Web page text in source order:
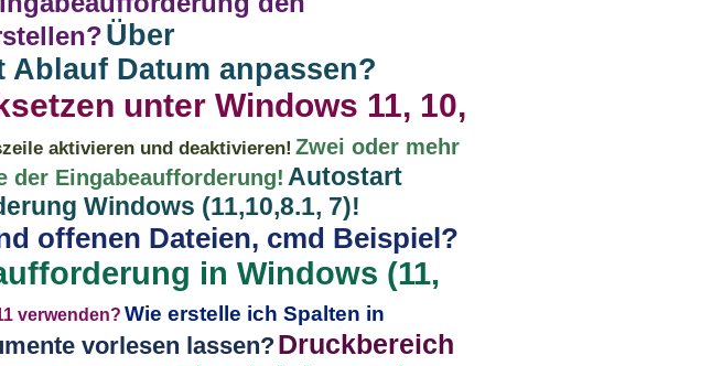
Über
Datum anpassen?
unter Windows 11, 10,
aktivieren und deaktivieren! Zwei oder mehr
der Eingabeaufforderung! Autostart
Windows (11,10,8.1, 7)!
offenen Dateien, cmd Beispiel?
in Windows (11,
verwenden? Wie erstelle ich Spalten in
vorlesen lassen?Druckbereich